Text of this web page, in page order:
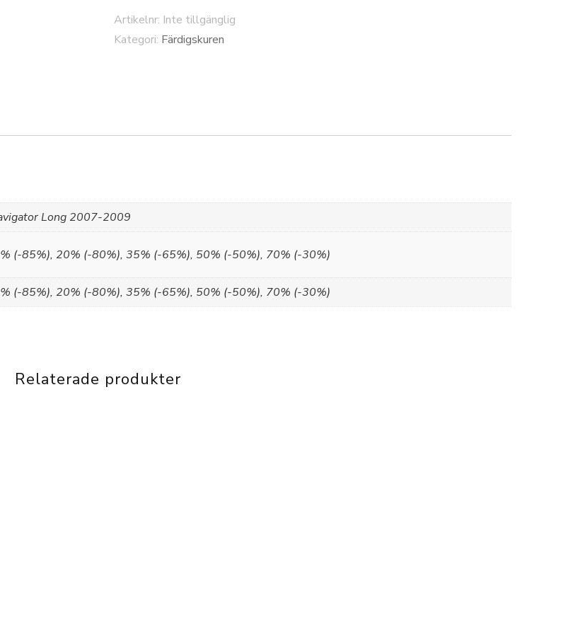
Artikelnr: Inte tillgänglig
Kategori: Färdigskuren
Long 2007-2009
(-85%), 20% (-80%), 35% (-65%), 50% (-50%), 70% (-30%)
(-85%), 20% (-80%), 35% (-65%), 50% (-50%), 70% (-30%)
Relaterade produkter